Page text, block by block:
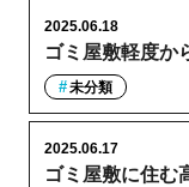
ゴミ屋敷軽度か
2025.06.18
未分類
ゴミ屋敷に住む
2025.06.17